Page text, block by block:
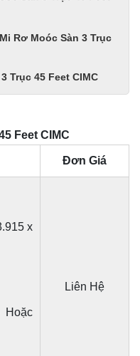
Rơ Moóc Sàn 3 Trục
Trục 45 Feet CIMC
Feet CIMC
Đơn Giá
x
Hoặc
Liên Hệ